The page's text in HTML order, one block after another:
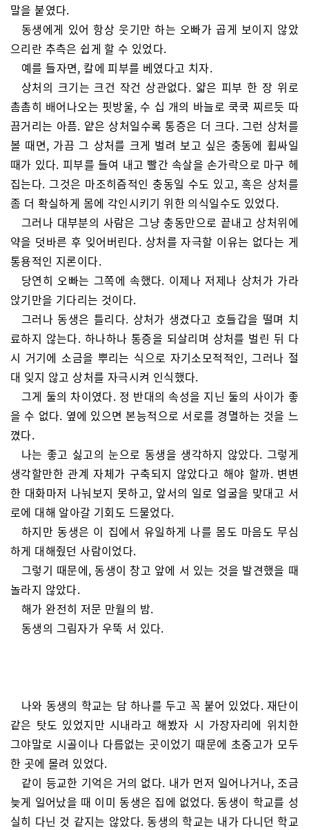
말을 붙였다.
동생에게 있어 항상 웃기만 하는 오빠가 곱게 보이지 않았
으리란 추측은 쉽게 할 수 있었다.
예를 들자면, 칼에 피부를 베였다고 치자.
상처의 크기는 크건 작건 상관없다. 얇은 피부 한 장 위로
촘촘히 배어나오는 핏방울, 수 십 개의 바늘로 쿡쿡 찌르듯 따
끔거리는 아픔. 얕은 상처일수록 통증은 더 크다. 그런 상처를
볼 때면, 가끔 그 상처를 크게 벌려 보고 싶은 충동에 휩싸일
때가 있다. 피부를 들여 내고 빨간 속살을 손가락으로 마구 헤
집는다. 그것은 마조히즘적인 충동일 수도 있고, 혹은 상처를
좀 더 확실하게 몸에 각인시키기 위한 의식일수도 있었다.
그러나 대부분의 사람은 그냥 충동만으로 끝내고 상처위에
약을 덧바른 후 잊어버린다. 상처를 자극할 이유는 없다는 게
통용적인 지론이다.
당연히 오빠는 그쪽에 속했다. 이제나 저제나 상처가 가라
앉기만을 기다리는 것이다.
그러나 동생은 틀리다. 상처가 생겼다고 호들갑을 떨며 치
료하지 않는다. 하나하나 통증을 되살리며 상처를 벌린 뒤 다
시 거기에 소금을 뿌리는 식으로 자기소모적적인, 그러나 절
대 잊지 않고 상처를 자극시켜 인식했다.
그게 둘의 차이였다. 정 반대의 속성을 지닌 둘의 사이가 좋
을 수 없다. 옆에 있으면 본능적으로 서로를 경멸하는 것을 느
꼈다.
나는 좋고 싫고의 눈으로 동생을 생각하지 않았다. 그렇게
생각할만한 관계 자체가 구축되지 않았다고 해야 할까. 변변
한 대화마저 나눠보지 못하고, 앞서의 일로 얼굴을 맞대고 서
로에 대해 알아갈 기회도 드물었다.
하지만 동생은 이 집에서 유일하게 나를 몸도 마음도 무심
하게 대해줬던 사람이었다.
그렇기 때문에, 동생이 창고 앞에 서 있는 것을 발견했을 때
놀라지 않았다.
해가 완전히 저문 만월의 밤.
동생의 그림자가 우뚝 서 있다.
나와 동생의 학교는 담 하나를 두고 꼭 붙어 있었다. 재단이
같은 탓도 있었지만 시내라고 해봤자 시 가장자리에 위치한
그야말로 시골이나 다름없는 곳이었기 때문에 초중고가 모두
한 곳에 몰려 있었다.
같이 등교한 기억은 거의 없다. 내가 먼저 일어나거나, 조금
늦게 일어났을 때 이미 동생은 집에 없었다. 동생이 학교를 성
실히 다닌 것 같지는 않았다. 동생의 학교는 내가 다니던 학교